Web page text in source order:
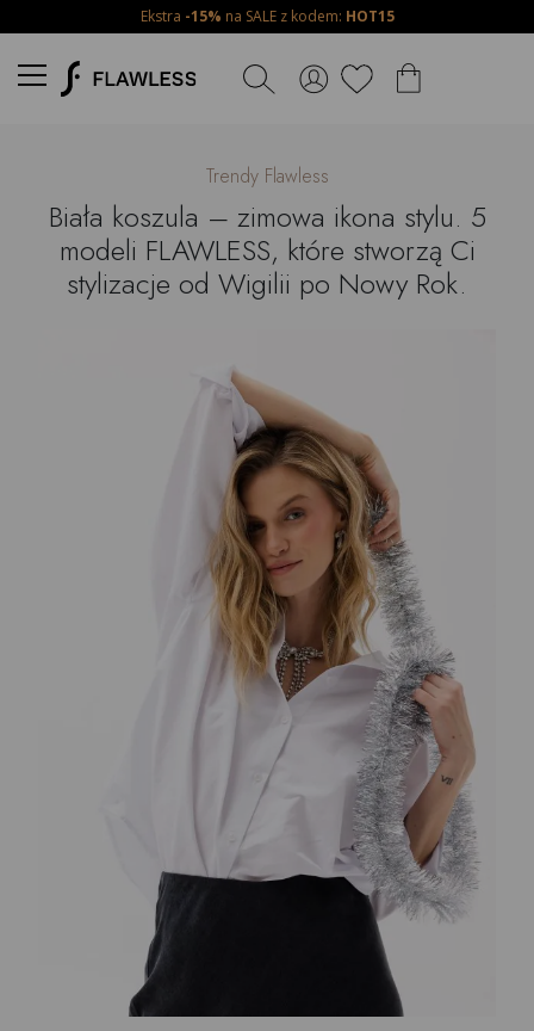
Ekstra -15% na SALE z kodem: HOT15
Trendy Flawless
Biała koszula – zimowa ikona stylu. 5
modeli FLAWLESS, które stworzą Ci
stylizacje od Wigilii po Nowy Rok.